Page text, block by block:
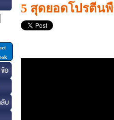
5 สุดยอดโปรตีน